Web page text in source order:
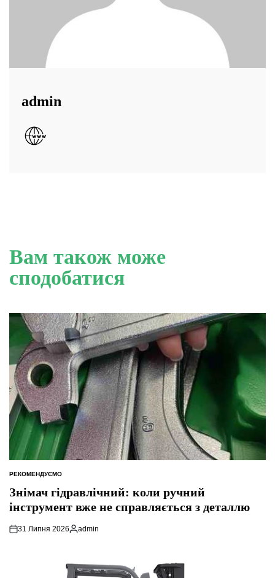
admin
Вам також може
сподобатися
ОПУБЛІКУВАТИ
РЕКОМЕНДУЄМО
Знімач гідравлічний: коли ручний
інструмент вже не справляється з деталлю
31 Липня 2026
Опубліковано
admin